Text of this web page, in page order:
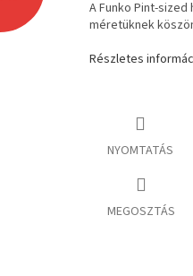
A Funko Pint-
méretüknek
Részletes
NYOMTATÁS
MEGOSZTÁS